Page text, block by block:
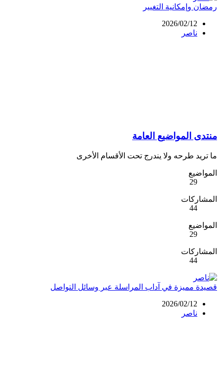
رمضان وإمكانية التغيير
2026/02/12
ناصر
منتدى المواضيع العامة
ما تريد طرحه ولا يندرج تحت الأقسام الأخرى
المواضيع
29
المشاركات
44
المواضيع
29
المشاركات
44
قصيدة مميزة في آداب المراسلة عبر وسائل التواصل
2026/02/12
ناصر